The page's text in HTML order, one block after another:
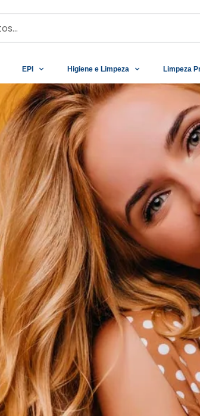
EPI Higiene e Limpeza Limpeza